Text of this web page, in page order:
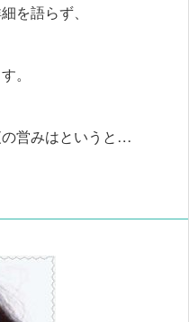
を語らず、
。
営みはというと…